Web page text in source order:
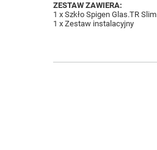
ZESTAW ZAWIERA:
1 x Szkło Spigen Glas.TR Slim
1 x Zestaw instalacyjny